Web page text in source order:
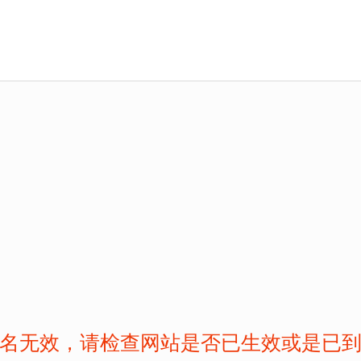
无效，请检查网站是否已生效或是已